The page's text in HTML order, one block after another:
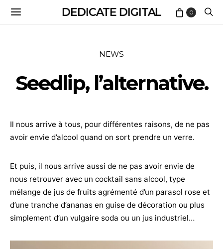
DEDICATE DIGITAL 0
NEWS
Seedlip, l’alternative.
Il nous arrive à tous, pour différentes raisons, de ne pas
avoir envie d’alcool quand on sort prendre un verre.
Et puis, il nous arrive aussi de ne pas avoir envie de
nous retrouver avec un cocktail sans alcool, type
mélange de jus de fruits agrémenté d’un parasol rose et
d’une tranche d’ananas en guise de décoration ou plus
simplement d’un vulgaire soda ou un jus industriel…